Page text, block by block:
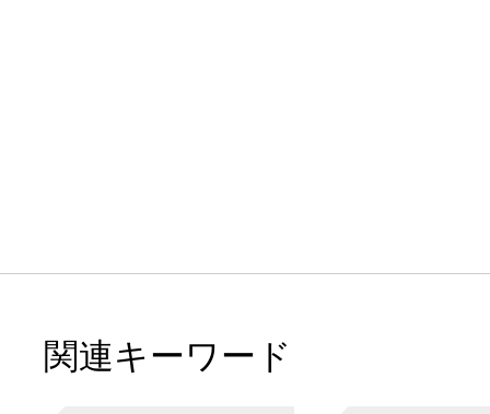
関連キーワード